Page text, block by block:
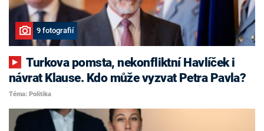
9 fotografií
Turkova pomsta, nekonfliktní Havlíček i
návrat Klause. Kdo může vyzvat Petra Pavla?
Téma: Politika